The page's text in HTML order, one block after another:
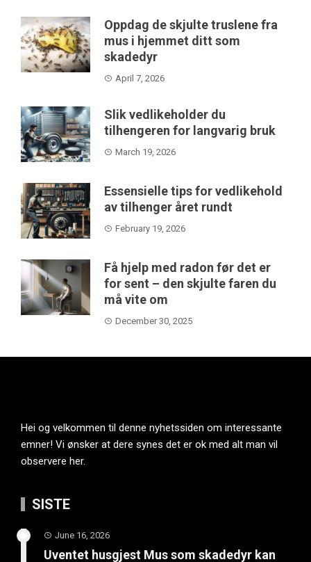
Oppdag de skjulte truslene fra
mus i hjemmet ditt som
skadedyr
April 7, 2026
Slik vedlikeholder du
tilhengeren for langvarig bruk
March 19, 2026
Essensielle tips for vedlikehold
av tilhenger året rundt
February 19, 2026
Få hjelp med radon før det er
for sent – den skjulte faren du
må vite om
December 30, 2025
Hei og velkommen til denne nyhetssiden om interessante
emner! Vi ønsker at dere synes det er ok med alt man vil
observere her.
SISTE
June 16, 2026
Uventet husgjest Mus som skadedyr kan